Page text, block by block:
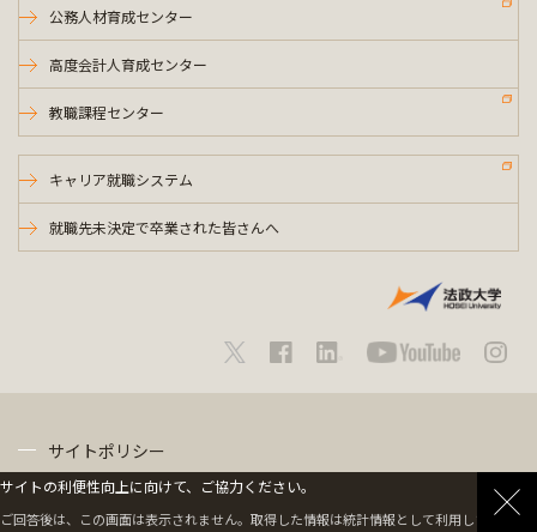
公務人材育成センター
高度会計人育成センター
教職課程センター
キャリア就職システム
就職先未決定で卒業された皆さんへ
サイトポリシー
サイトの利便性向上に向けて、ご協力ください。
ご回答後は、この画面は表示されません。取得した情報は統計情報として利用します。